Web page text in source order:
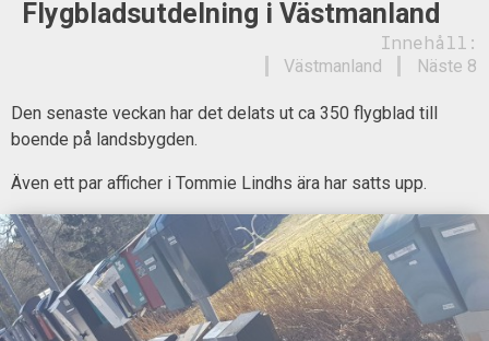
Flygbladsutdelning i Västmanland
Innehåll:
Näste 8
Västmanland
Den senaste veckan har det delats ut ca 350 flygblad till
boende på landsbygden.
Även ett par afficher i Tommie Lindhs ära har satts upp.